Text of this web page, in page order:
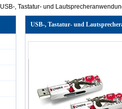
USB-, Tastatur- und
USB-, Tastatur- und